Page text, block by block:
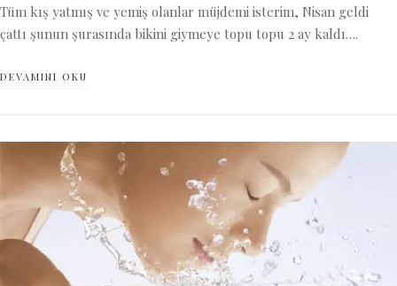
Tüm kış yatmış ve yemiş olanlar müjdemi isterim, Nisan geldi
çattı şunun şurasında bikini giymeye topu topu 2 ay kaldı….
DEVAMINI OKU